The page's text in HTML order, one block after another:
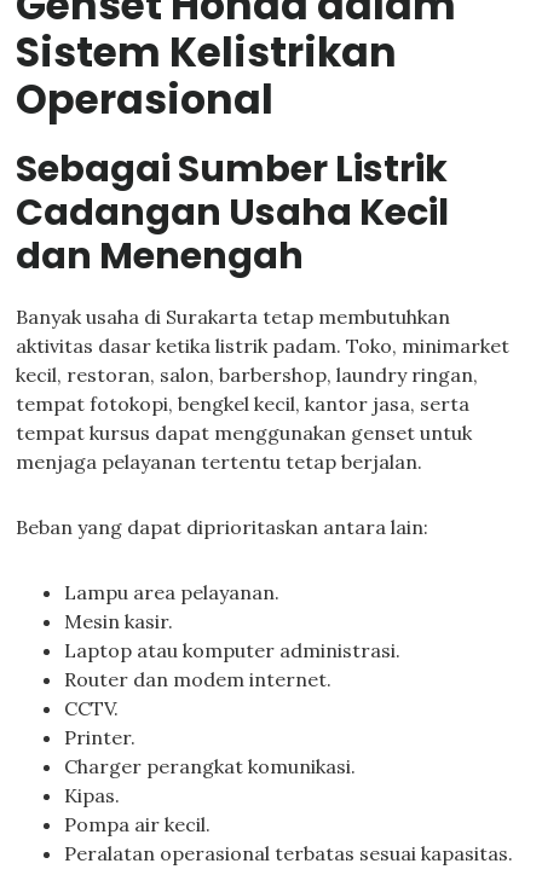
Sistem Kelistrikan
Operasional
Sebagai Sumber Listrik
Cadangan Usaha Kecil
dan Menengah
Banyak usaha di Surakarta tetap membutuhkan
aktivitas dasar ketika listrik padam. Toko, minimarket
kecil, restoran, salon, barbershop, laundry ringan,
tempat fotokopi, bengkel kecil, kantor jasa, serta
tempat kursus dapat menggunakan genset untuk
menjaga pelayanan tertentu tetap berjalan.
Beban yang dapat diprioritaskan antara lain:
Lampu area pelayanan.
Mesin kasir.
Laptop atau komputer administrasi.
Router dan modem internet.
CCTV.
Printer.
Charger perangkat komunikasi.
Kipas.
Pompa air kecil.
Peralatan operasional terbatas sesuai kapasitas.